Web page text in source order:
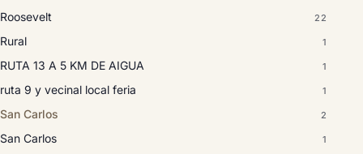
Roosevelt 22
Rural 1
RUTA 13 A 5 KM DE AIGUA 1
ruta 9 y vecinal local feria 1
San Carlos 2
San Carlos 1